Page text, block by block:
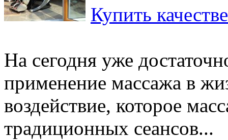
Купить
На сегодня уже
применение массажа в
воздействие, которое
традиционных сеансов...